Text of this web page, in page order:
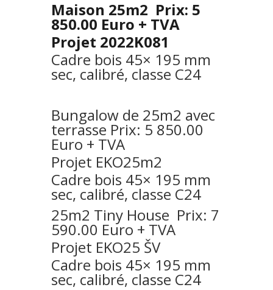
Maison 25m2 Prix: 5
850.00 Euro + TVA
Projet 2022K081
Cadre bois 45× 195 mm
sec, calibré, classe C24
Bungalow de 25m2 avec
terrasse Prix: 5 850.00
Euro + TVA
Projet EKO25m2
Cadre bois 45× 195 mm
sec, calibré, classe C24
25m2 Tiny House Prix: 7
590.00 Euro + TVA
Projet EKO25 ŠV
Cadre bois 45× 195 mm
sec, calibré, classe C24